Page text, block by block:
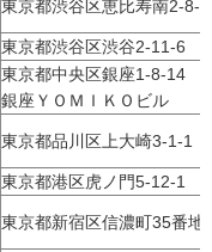
東京都渋谷区恵比寿南2-8-
東京都渋谷区渋谷2-11-6
東京都中央区銀座1-8-14
銀座ＹＯＭＩＫＯビル
東京都品川区上大崎3-1-1
東京都港区虎ノ門5-12-1
東京都新宿区信濃町35番